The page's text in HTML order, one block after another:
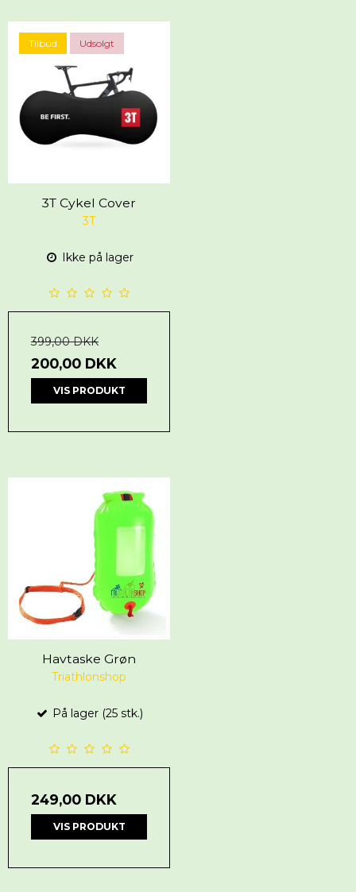
Tilbud Udsolgt
3T Cykel Cover
3T
Ikke på lager
399,00 DKK
200,00 DKK
VIS PRODUKT
Havtaske Grøn
Triathlonshop
På lager (25 stk.)
249,00 DKK
VIS PRODUKT